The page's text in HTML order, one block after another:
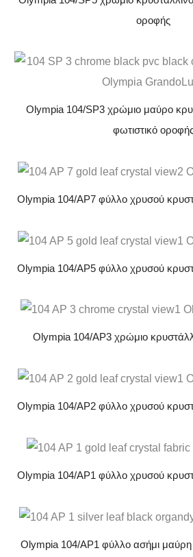
οροφής
Olympia 104/SP3 χρώμιο μαύρο
φωτιστικό
Olympia 104/AP7 φύλλο χρυσού
Olympia 104/AP5 φύλλο χρυσού
Olympia 104/AP3 χρώμιο
Olympia 104/AP2 φύλλο χρυσού
Olympia 104/AP1 φύλλο χρυσού
Olympia 104/AP1 φύλλο ασήμι μαύρη